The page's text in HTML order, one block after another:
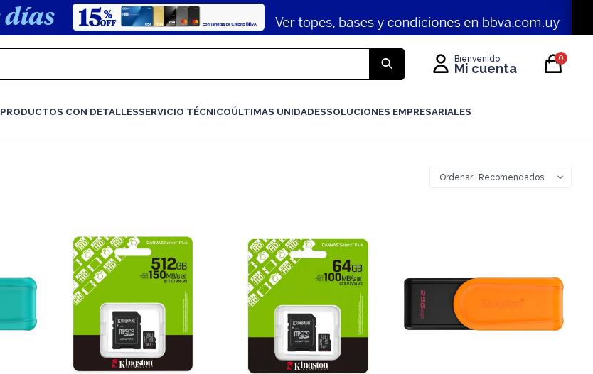
PRODUCTOS CON DETALLESSERVICIO TÉCNICOÚLTIMAS UNIDADESSOLUCIONES EMPRESARIALES
0
Recomendados